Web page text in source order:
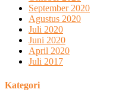
September 2020
Agustus 2020
Juli 2020
Juni 2020
April 2020
Juli 2017
Kategori